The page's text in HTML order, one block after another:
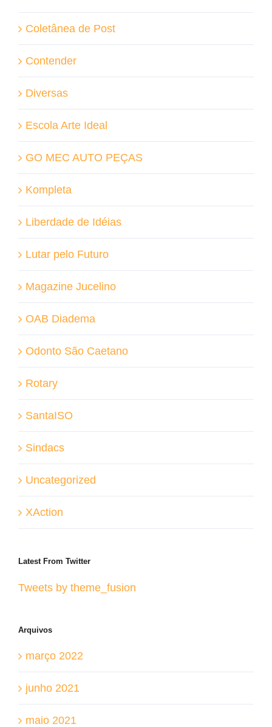
Coletânea de Post
Contender
Diversas
Escola Arte Ideal
GO MEC AUTO PEÇAS
Kompleta
Liberdade de Idéias
Lutar pelo Futuro
Magazine Jucelino
OAB Diadema
Odonto São Caetano
Rotary
SantaISO
Sindacs
Uncategorized
XAction
Latest From Twitter
Tweets by theme_fusion
Arquivos
março 2022
junho 2021
maio 2021